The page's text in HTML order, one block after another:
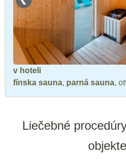
v hoteli
fínska sauna, parná sauna,
Liečebné
objekte